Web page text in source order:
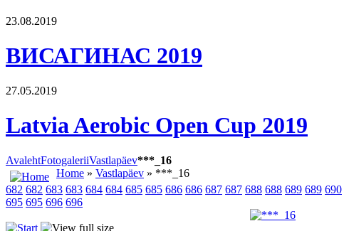
23.08.2019
ВИСАГИНАС 2019
27.05.2019
Latvia Aerobic Open Cup 2019
AvalehtFotogaleriiVastlapäev***_16
Home » Vastlapäev » ***_16
682 682 683 683 684 684 685 685 686 686 687 687 688 688 689 689 690
695 695 696 696